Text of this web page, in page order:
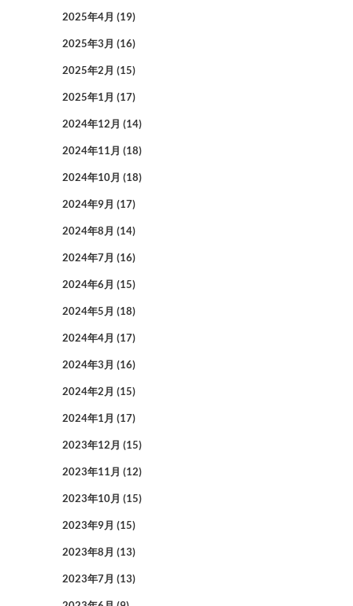
2025年4月 (19)
2025年3月 (16)
2025年2月 (15)
2025年1月 (17)
2024年12月 (14)
2024年11月 (18)
2024年10月 (18)
2024年9月 (17)
2024年8月 (14)
2024年7月 (16)
2024年6月 (15)
2024年5月 (18)
2024年4月 (17)
2024年3月 (16)
2024年2月 (15)
2024年1月 (17)
2023年12月 (15)
2023年11月 (12)
2023年10月 (15)
2023年9月 (15)
2023年8月 (13)
2023年7月 (13)